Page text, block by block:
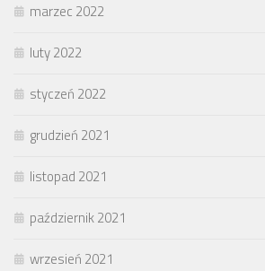
marzec 2022
luty 2022
styczeń 2022
grudzień 2021
listopad 2021
październik 2021
wrzesień 2021